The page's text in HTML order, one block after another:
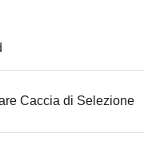
Caccia di Selezione